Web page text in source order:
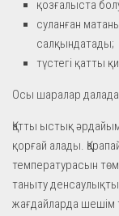
қозғалыста
суланған
салқындатады;
түстегі қатты
Осы шаралар далада
Қатты ыстық
қорғай алады.
температурасын
таныту денсаулықты
жағдайларда шешім